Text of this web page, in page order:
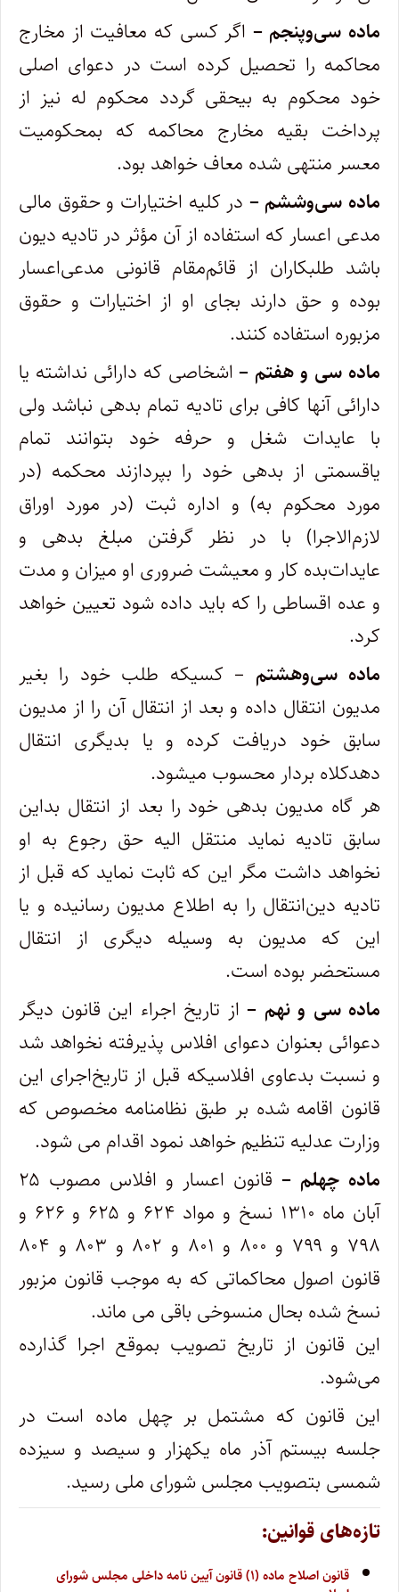
ماده سی‌و‌پنجم – اگر کسی که معافیت از مخارج
محاکمه را تحصیل کرده است در دعوای اصلی
خود محکوم به بیحقی گردد محکوم‌ له نیز از
‌پرداخت بقیه مخارج محاکمه که بمحکومیت
معسر منتهی شده معاف خواهد بود.
ماده سی‌و‌ششم – در کلیه اختیارات و حقوق مالی
مدعی اعسار که استفاده از آن مؤثر در تادیه دیون
باشد طلبکاران از قائم‌مقام قانونی مدعی‌اعسار
بوده و حق دارند بجای او از اختیارات و حقوق
مزبوره استفاده کنند.
ماده سی و هفتم –اشخاصی که دارائی نداشته یا
دارائی آنها کافی برای تادیه تمام بدهی نباشد ولی
با عایدات شغل و حرفه خود بتوانند تمام
یا‌قسمتی از بدهی خود را بپردازند محکمه (‌در
مورد محکوم ‌به) و اداره ثبت (‌در مورد اوراق
لازم‌الاجرا) با در نظر گرفتن مبلغ بدهی و
عایدات‌بده‌ کار و معیشت ضروری او میزان و مدت
و عده اقساطی را که باید داده شود تعیین خواهد
کرد.
ماده سی‌وهشتم – کسیکه طلب خود را بغیر
مدیون انتقال داده و بعد از انتقال آن را از مدیون
سابق خود دریافت کرده و یا بدیگری انتقال
دهد‌کلاه بردار محسوب میشود.
‌هر گاه مدیون بدهی خود را بعد از انتقال بداین
سابق تادیه نماید منتقل ‌الیه حق رجوع به او
نخواهد داشت مگر این که ثابت نماید که قبل از
تادیه دین‌انتقال را به اطلاع مدیون رسانیده و یا
این که مدیون به وسیله دیگری از انتقال
مستحضر بوده است.
ماده سی و نهم – از تاریخ اجراء این قانون دیگر
دعوائی بعنوان دعوای افلاس پذیرفته نخواهد شد
و نسبت بدعاوی افلاسیکه قبل از تاریخ‌اجرای این
قانون اقامه شده بر طبق نظامنامه مخصوص که
وزارت عدلیه تنظیم خواهد نمود اقدام می ‌شود.
ماده چهلم –
قانون اعسار و افلاس مصوب ۲۵
آبان ماه ۱۳۱۰ نسخ و مواد ۶۲۴‌ و ۶۲۵ و ۶۲۶ و
قانون اصول محاکماتی که به موجب قانون مزبور
نسخ شده بحال منسوخی باقی می ماند.
‌این قانون از تاریخ تصویب بموقع اجرا گذارده
می‌شود.
این قانون که مشتمل بر چهل ماده است در
جلسه بیستم آذر ماه یکهزار و سیصد و سیزده
شمسی بتصویب مجلس شورای ملی رسید.
تازه‌های قوانین:
قانون اصلاح ماده (۱) قانون آیین نامه داخلی مجلس شورای